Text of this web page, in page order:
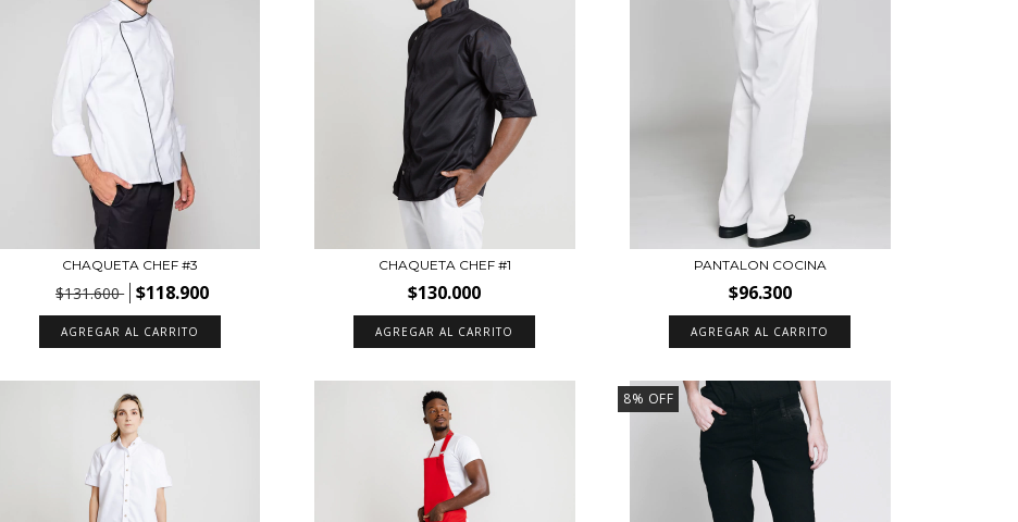
CHAQUETA CHEF #3
$131.600 $118.900
AGREGAR AL CARRITO
CHAQUETA CHEF #1
$130.000
AGREGAR AL CARRITO
PANTALON COCINA
$96.300
AGREGAR AL CARRITO
8% OFF